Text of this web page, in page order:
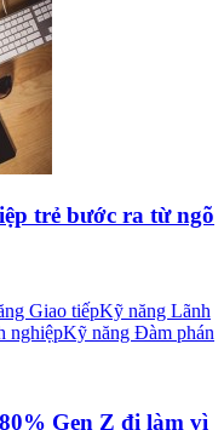
trẻ bước ra từ ngõ
Giao tiếpKỹ năng Lãnh
nghiệpKỹ năng Đàm phán
Gen Z đi làm vì